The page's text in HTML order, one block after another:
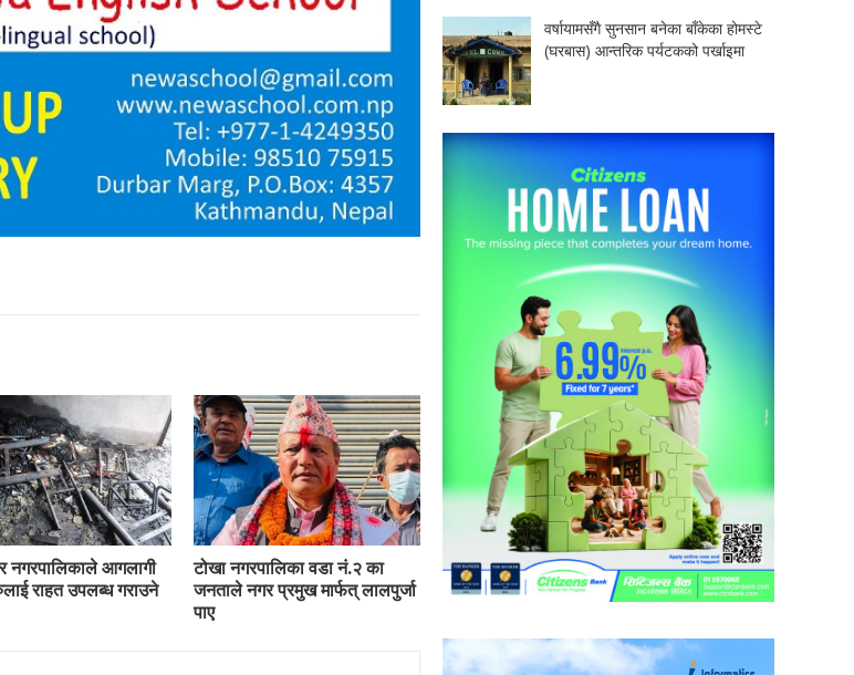
नगरपालिकाले आगलागी
राहत उपलब्ध गराउने
टोखा नगरपालिका वडा नं.२ का
जनताले नगर प्रमुख मार्फत् लालपुर्जा
पाए
वर्षायामसँगै सुनसान बनेका बाँकेका होमस्टे
(घरबास) आन्तरिक पर्यटकको पर्खाइमा